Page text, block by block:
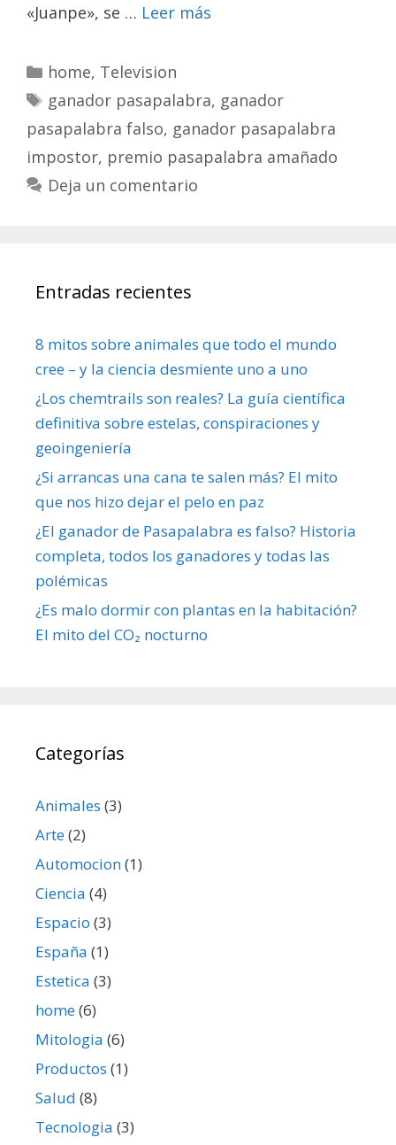
«Juanpe», se … Leer más
Categorías
home, Television
Etiquetas
ganador pasapalabra, ganador
pasapalabra falso, ganador pasapalabra
impostor, premio pasapalabra amañado
Deja un comentario
Entradas recientes
8 mitos sobre animales que todo el mundo
cree – y la ciencia desmiente uno a uno
¿Los chemtrails son reales? La guía científica
definitiva sobre estelas, conspiraciones y
geoingeniería
¿Si arrancas una cana te salen más? El mito
que nos hizo dejar el pelo en paz
¿El ganador de Pasapalabra es falso? Historia
completa, todos los ganadores y todas las
polémicas
¿Es malo dormir con plantas en la habitación?
El mito del CO₂ nocturno
Categorías
Animales (3)
Arte(2)
Automocion(1)
Ciencia (4)
Espacio (3)
España (1)
Estetica (3)
home(6)
Mitologia (6)
Productos (1)
Salud (8)
Tecnologia (3)